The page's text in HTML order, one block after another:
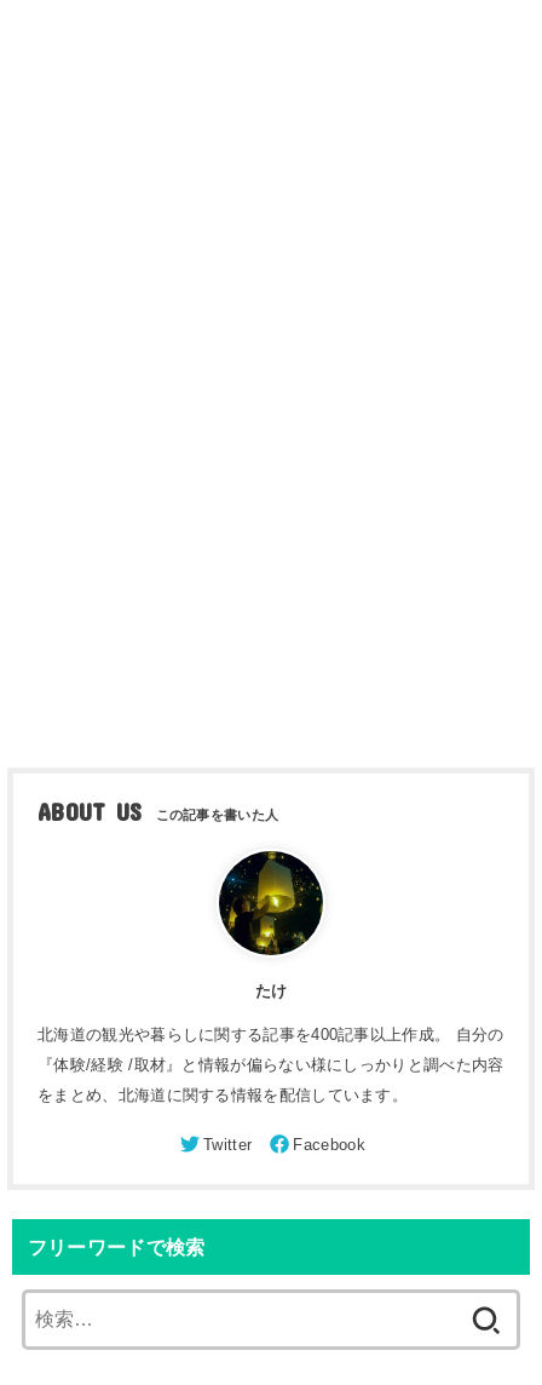
ABOUT US
たけ
北海道の観光や暮らしに関する記事を400記事以上作成。 自分の
『体験/経験 /取材』と情報が偏らない様にしっかりと調べた内容
をまとめ、北海道に関する情報を配信しています。
フリーワードで検索
索